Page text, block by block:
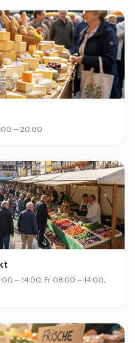
– 20:00
– 14:00, Fr 08:00 – 14:00,